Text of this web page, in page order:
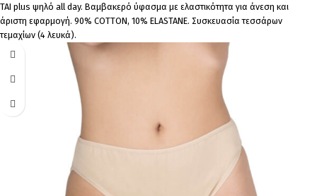
ΤΑΙ plus ψηλό all day. Βαμβακερό ύφασμα με ελαστικότητα για άνεση και
άριστη εφαρμογή. 90% COTTON, 10% ELASTANΕ. Συσκευασία τεσσάρων
τεμαχίων (4 λευκά).